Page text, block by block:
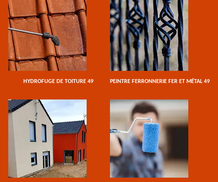
HYDROFUGE DE TOITURE 49 PEINTRE FERRONNERIE FER ET MÉTAL 49